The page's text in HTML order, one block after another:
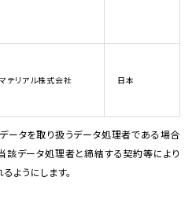
テリアル株式会社 日本
ータを取り扱うデータ処理者である場合
該データ処理者と締結する契約等により
ようにします。